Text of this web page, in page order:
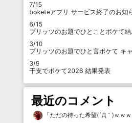
7/15
boketeアプリ サービス終了のお知
6/15
プリッツのお題でひとことボケて
3/10
プリッツのお題でひと言ボケて キ
3/9
干支でボケて2026 結果発表
最近のコメント
「ただの待った希望(´Д｀)ｗｗｗ